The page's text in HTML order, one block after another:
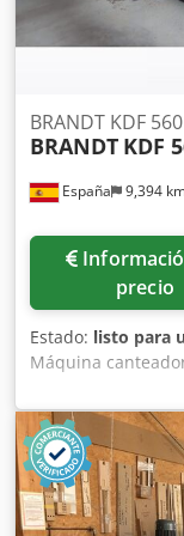
España 9,394
BRANDT KDF 560
BRANDT KDF
Información de
precio
Estado: listo para
Máquina
560 cuenta con
mediante control
de cantos finos y
de 0,4 a 8 mm y
Incluye diversas
prefresado, una